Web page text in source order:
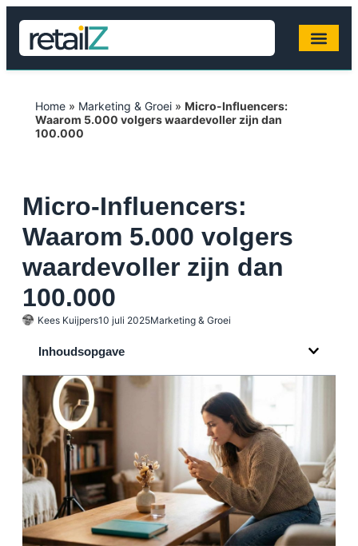
Home » Marketing & Groei » Micro-Influencers:
Waarom 5.000 volgers waardevoller zijn dan
100.000
Micro-Influencers:
Waarom 5.000 volgers
waardevoller zijn dan
100.000
Kees Kuijpers10 juli 2025Marketing & Groei
Inhoudsopgave